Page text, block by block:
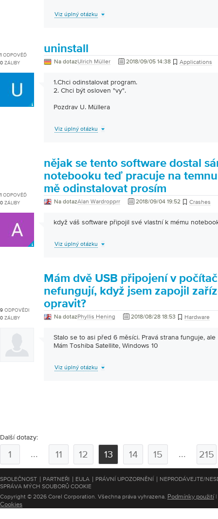
Viz úplný otázku
1 ODPOVĚĎ
0 ZÁLIBY
uninstall
Na dotazUlrich Müller 2018/09/05 14:38 Applications
1.Chci odinstalovat program.
2. Chci být osloven "vy".
Pozdrav U. Müllera
Viz úplný otázku
1 ODPOVĚĎ
0 ZÁLIBY
nějak se tento software dostal
notebooku teď pracuje na
mě odinstalovat prosím
Na dotazAlan Wardropprr 2018/09/04 19:52 Crashes
když váš software připojil své vlastní k mému
Viz úplný otázku
9 ODPOVĚDI
0 ZÁLIBY
Mám dvě USB připojení v
nefungují, když jsem zapojil
opravit?
Na dotazPhyllis Hening 2018/08/28 18:53 Hardware
Stalo se to asi před 6 měsíci. Pravá strana funguje, ale
Mám Toshiba Satellite, Windows 10
Viz úplný otázku
Další dotazy:
1 ... 11 12 13 14 15 ... 215
SPOLEČNOST | PARTNEŘI | EULA | PRÁVNÍ UPOZORNĚNÍ | NEPRODÁVEJTE/
SPRÁVA MÝCH SOUBORŮ COOKIE
Copyright © 2026 Corel Corporation. Všechna práva vyhrazena. Podmínky použití|
Cookies